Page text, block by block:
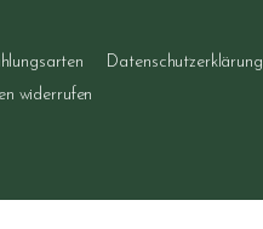
Datenschutzerklärung
widerrufen